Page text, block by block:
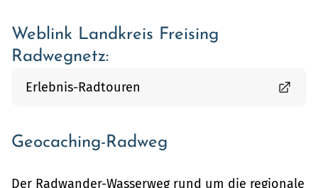
Weblink Landkreis Freising
Radwegnetz:
Erlebnis-Radtouren
Geocaching-Radweg
Der Radwander-Wasserweg rund um die regionale